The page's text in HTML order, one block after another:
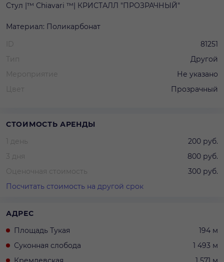
Стул |™ Сhiavari ™| КРИСТАЛЛ "ПРОЗРАЧНЫЙ"
Материал: Поликарбонат
ID
81251
Тип
Другой
Мероприятие
Не указано
Цвет
Прозрачный
СТОИМОСТЬ АРЕНДЫ
1 день
200 руб.
3 дня
800 руб.
Оценочная стоимость
300 руб.
Посчитать стоимость на другой срок
АДРЕС
Площадь Тукая
194 м
Суконная слобода
1 493 м